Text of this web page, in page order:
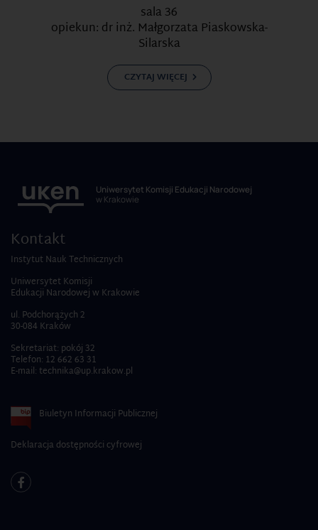
sala 36
opiekun: dr inż. Małgorzata Piaskowska-
Silarska
CZYTAJ WIĘCEJ
Uniwersytet Komisji Edukacji Narodowej
w Krakowie
Kontakt
Instytut Nauk Technicznych
Uniwersytet Komisji
Edukacji Narodowej w Krakowie
ul. Podchorążych 2
30-084 Kraków
Sekretariat: pokój 32
Telefon: 12 662 63 31
E-mail: technika@up.krakow.pl
Biuletyn Informacji Publicznej
Deklaracja dostępności cyfrowej